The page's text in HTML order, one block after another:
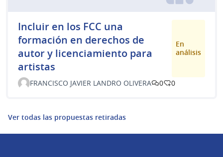
Incluir en los FCC una
formación en derechos de
autor y licenciamiento para
artistas
En
análisis
FRANCISCO JAVIER LANDRO OLIVERA 0 0
Ver todas las propuestas retiradas